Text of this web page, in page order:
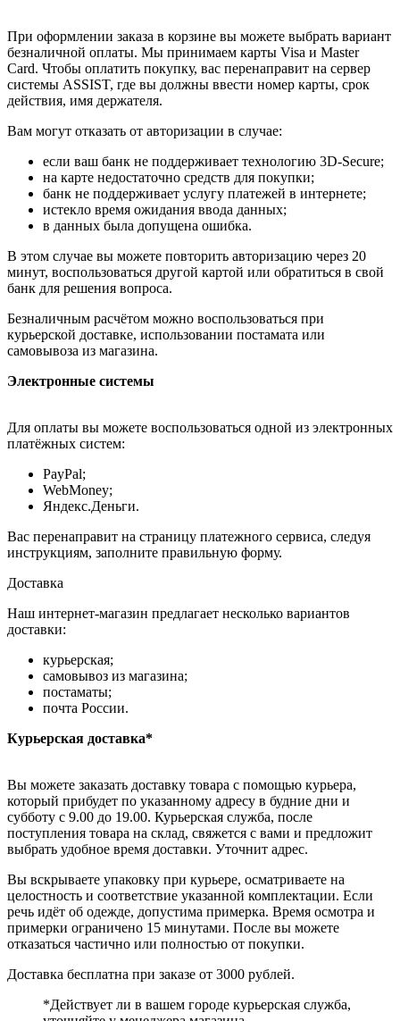
При оформлении заказа в корзине вы можете выбрать вариант
безналичной оплаты. Мы принимаем карты Visa и Master
Card. Чтобы оплатить покупку, вас перенаправит на сервер
системы ASSIST, где вы должны ввести номер карты, срок
действия, имя держателя.
Вам могут отказать от авторизации в случае:
если ваш банк не поддерживает технологию 3D-Secure;
на карте недостаточно средств для покупки;
банк не поддерживает услугу платежей в интернете;
истекло время ожидания ввода данных;
в данных была допущена ошибка.
В этом случае вы можете повторить авторизацию через 20
минут, воспользоваться другой картой или обратиться в свой
банк для решения вопроса.
Безналичным расчётом можно воспользоваться при
курьерской доставке, использовании постамата или
самовывоза из магазина.
Электронные системы
Для оплаты вы можете воспользоваться одной из электронных
платёжных систем:
PayPal;
WebMoney;
Яндекс.Деньги.
Вас перенаправит на страницу платежного сервиса, следуя
инструкциям, заполните правильную форму.
Доставка
Наш интернет-магазин предлагает несколько вариантов
доставки:
курьерская;
самовывоз из магазина;
постаматы;
почта России.
Курьерская доставка*
Вы можете заказать доставку товара с помощью курьера,
который прибудет по указанному адресу в будние дни и
субботу с 9.00 до 19.00. Курьерская служба, после
поступления товара на склад, свяжется с вами и предложит
выбрать удобное время доставки. Уточнит адрес.
Вы вскрываете упаковку при курьере, осматриваете на
целостность и соответствие указанной комплектации. Если
речь идёт об одежде, допустима примерка. Время осмотра и
примерки ограничено 15 минутами. После вы можете
отказаться частично или полностью от покупки.
Доставка бесплатна при заказе от 3000 рублей.
*Действует ли в вашем городе курьерская служба,